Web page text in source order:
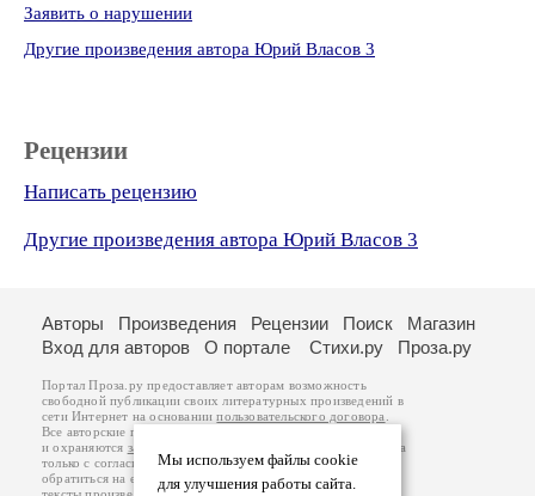
Заявить о нарушении
Другие произведения автора Юрий Власов 3
Рецензии
Написать рецензию
Другие произведения автора Юрий Власов 3
Мы используем файлы cookie
для улучшения работы сайта.
Авторы Произведения Рецензии Поиск
Магазин
Вход для авторов
О портале Стихи.ру Проза.ру
Портал Проза.ру предоставляет авторам возможность
свободной публикации своих литературных произведений в
сети Интернет на основаниипользовательского договора
Все авторские права на произведения принадлежат авторам
и охраняются законом
. Перепечатка произведений возможна
только с согласия его автора, к которому вы можете
обратиться на его авторской странице. Ответственность за